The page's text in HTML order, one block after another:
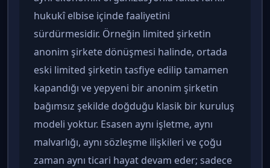
hukukî elbise içinde faaliyetini
sürdürmesidir. Örneğin limited şirketin
anonim şirkete dönüşmesi halinde, ortada
eski limited şirketin tasfiye edilip tamamen
kapandığı ve yepyeni bir anonim şirketin
bağımsız şekilde doğduğu klasik bir kuruluş
modeli yoktur. Esasen aynı işletme, aynı
malvarlığı, aynı sözleşme ilişkileri ve çoğu
zaman aynı ticari hayat devam eder; sadece